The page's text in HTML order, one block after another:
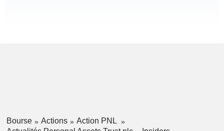
Bourse Actions
Action PNL